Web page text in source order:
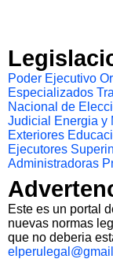
Poder Ejecutivo
Especializados
Nacional de
Judicial
Energia y
Exteriores
Ejecutores
Administradoras
Este es un portal
nuevas normas
que no deberia